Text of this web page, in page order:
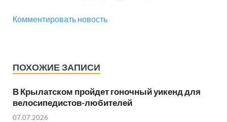
Комментировать новость
ПОХОЖИЕ ЗАПИСИ
В Крылатском пройдет гоночный уикенд для
велосипедистов-любителей
07.07.2026